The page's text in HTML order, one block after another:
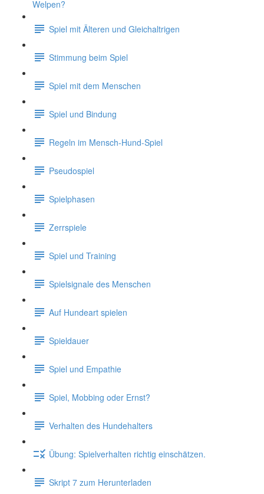
Welpen?
Spiel mit Älteren und Gleichaltrigen
Stimmung beim Spiel
Spiel mit dem Menschen
Spiel und Bindung
Regeln im Mensch-Hund-Spiel
Pseudospiel
Spielphasen
Zerrspiele
Spiel und Training
Spielsignale des Menschen
Auf Hundeart spielen
Spieldauer
Spiel und Empathie
Spiel, Mobbing oder Ernst?
Verhalten des Hundehalters
Übung: Spielverhalten richtig einschätzen.
Skript 7 zum Herunterladen